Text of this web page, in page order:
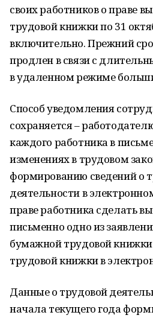
своих работников о праве
трудовой книжки по 31
включительно. Прежний
продлен в связи с
в удаленном режиме
Способ уведомления
сохраняется –
каждого работника в
изменениях в трудовом
формированию сведений о
деятельности в
праве работника сделать
письменно одно из
бумажной трудовой
трудовой книжки в
Данные о трудовой
начала текущего года